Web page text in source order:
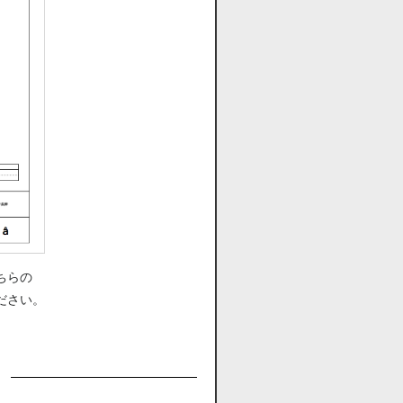
らの
い。